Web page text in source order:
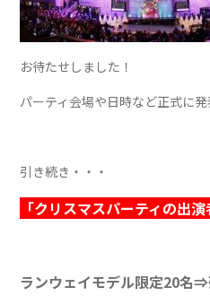
お待たせしました！
パーティ会場や日時など正式に発
引き続き・・・
「クリスマスパーティの出演
ランウェイモデル限定20名